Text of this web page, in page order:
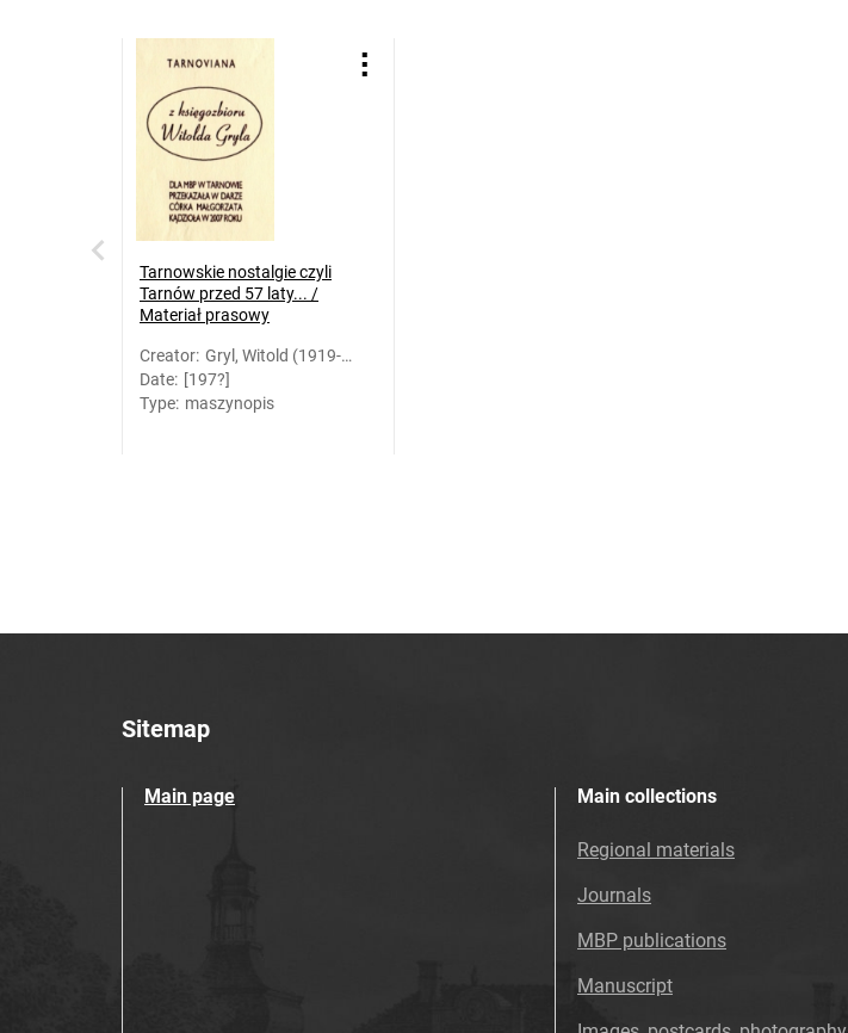
Tarnowskie nostalgie czyli
Tarnów przed 57 laty... /
Materiał prasowy
Creator: Gryl, Witold (1919-
2007)
Date: [197?]
Type: maszynopis
Sitemap
Main page Main collections
Regional materials
Journals
MBP publications
Manuscript